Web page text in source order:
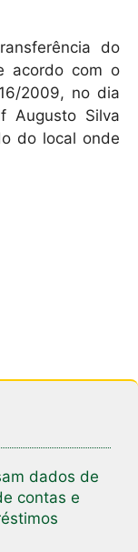
do
acordo com o
2009, no dia
Augusto Silva
do local onde
dados de
contas e